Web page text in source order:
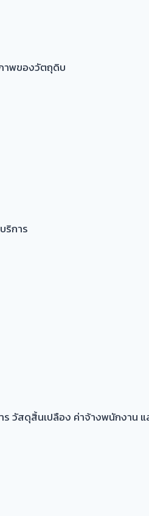
าพของวัตถุดิบ
ริการ
วัสดุสิ้นเปลือง ค่าจ้างพนักงาน แ